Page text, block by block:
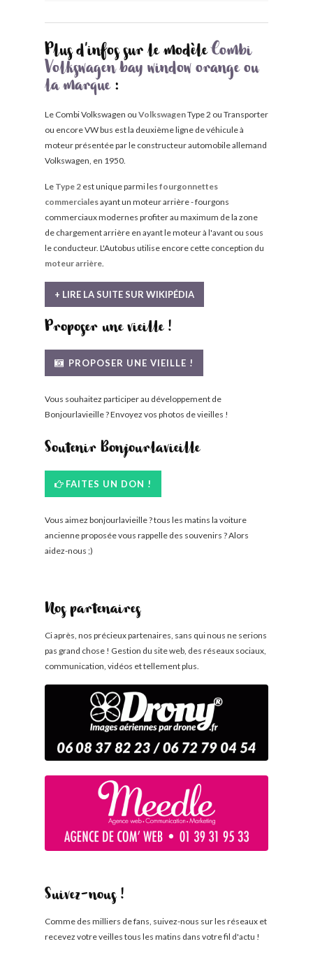
Plus d'infos sur le modèleCombi
Volkswagen bay window orange ou
la marque:
Le Combi Volkswagen ou VolkswagenType 2 ou Transporter
ou encore VW bus est la deuxième ligne de véhicule à
moteur présentée par le constructeur automobile allemand
Volkswagen, en 1950.
Le Type 2 est unique parmi les fourgonnettes
commercialesayant un moteur arrière - fourgons
commerciaux modernes profiter au maximum de la zone
de chargement arrière en ayant le moteur à l'avant ou sous
le conducteur. L'Autobus utilise encore cette conception du
moteur arrière.
+ LIRE LA SUITE SUR WIKIPÉDIA
Proposer une vieille !
PROPOSER UNE VIEILLE !
Vous souhaitez participer au développement de
Bonjourlavieille ? Envoyez vos photos de vieilles !
Soutenir Bonjourlavieille
FAITES UN DON !
Vous aimez bonjourlavieille ? tous les matins la voiture
ancienne proposée vous rappelle des souvenirs ? Alors
aidez-nous ;)
Nos partenaires
Ci après, nos précieux partenaires, sans qui nous ne serions
pas grand chose ! Gestion du site web, des réseaux sociaux,
communication, vidéos et tellement plus.
Suivez-nous !
Comme des milliers de fans, suivez-nous sur les réseaux et
recevez votre veilles tous les matins dans votre fil d'actu !